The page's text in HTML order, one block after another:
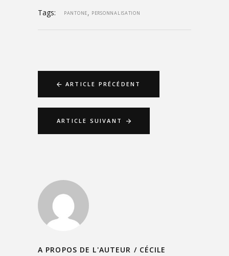
Tags: PANTONE, PERSONNALISATION
ARTICLE PRÉCÉDENT
ARTICLE SUIVANT
A PROPOS DE L'AUTEUR / CÉCILE